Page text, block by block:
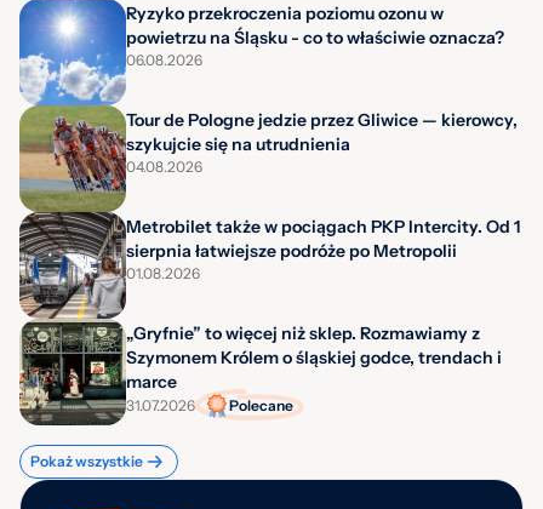
Ryzyko przekroczenia poziomu ozonu w
powietrzu na Śląsku - co to właściwie oznacza?
06.08.2026
Tour de Pologne jedzie przez Gliwice — kierowcy,
szykujcie się na utrudnienia
04.08.2026
Metrobilet także w pociągach PKP Intercity. Od 1
sierpnia łatwiejsze podróże po Metropolii
01.08.2026
„Gryfnie” to więcej niż sklep. Rozmawiamy z
Szymonem Królem o śląskiej godce, trendach i
marce
31.07.2026 Polecane
Pokaż wszystkie